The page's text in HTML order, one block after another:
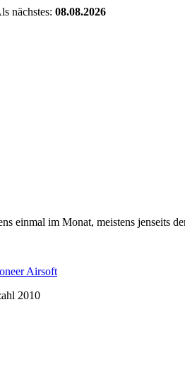
nächstes: 08.08.2026
einmal im Monat, meistens jenseits